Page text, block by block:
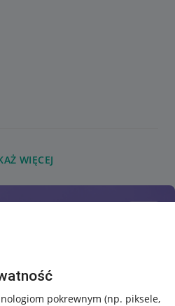
pokrewnym (np. piksele,
WIĘCEJ